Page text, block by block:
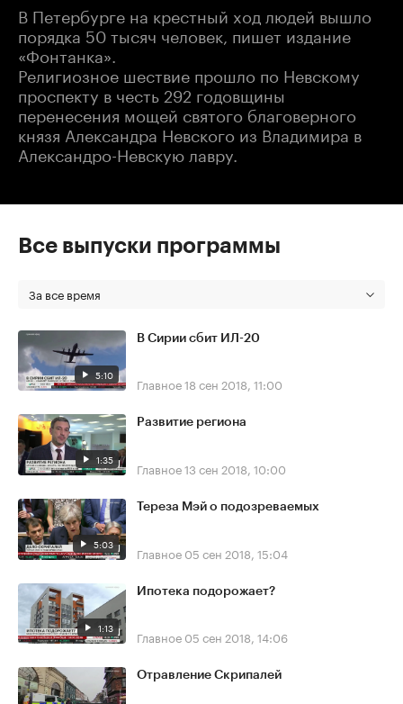
В Петербурге на крестный ход людей вышло
порядка 50 тысяч человек, пишет издание
«Фонтанка».
Религиозное шествие прошло по Невскому
проспекту в честь 292 годовщины
перенесения мощей святого благоверного
князя Александра Невского из Владимира в
Александро-Невскую лавру.
Все выпуски программы
За все время
5:10
В Сирии сбит ИЛ-20
Главное18 сен 2018, 11:00
1:35
Развитие региона
Главное13 сен 2018, 10:00
5:03
Тереза Мэй о подозреваемых
Главное 05 сен 2018, 15:04
1:13
Ипотека подорожает?
Главное 05 сен 2018, 14:06
Отравление Скрипалей